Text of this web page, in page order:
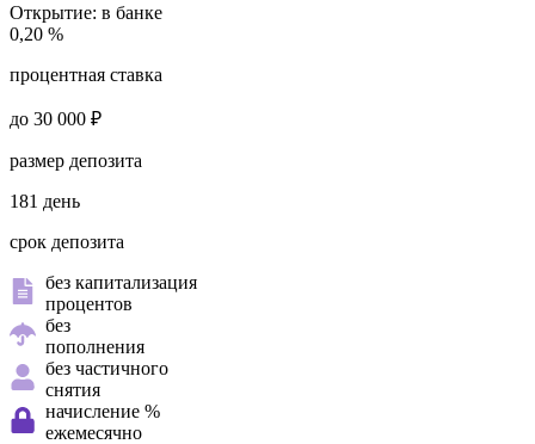
Открытие: в банке
0,20 %
процентная ставка
до 30 000 ₽
размер депозита
181 день
срок депозита
без капитализация
процентов
без
пополнения
без частичного
снятия
начисление %
ежемесячно